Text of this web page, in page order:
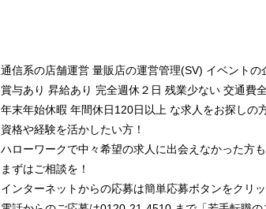
通信系の店舗運営 量販店の運営管理(SV) イベントの
賞与あり 昇給あり 完全週休２日 残業少ない 交通費
年末年始休暇 年間休日120日以上 な求人をお探しの
資格や経験を活かしたい方！
ハローワークで中々希望の求人に出会えなかった方も
まずはご相談を！
インターネットからの応募は簡単応募ボタンをクリ